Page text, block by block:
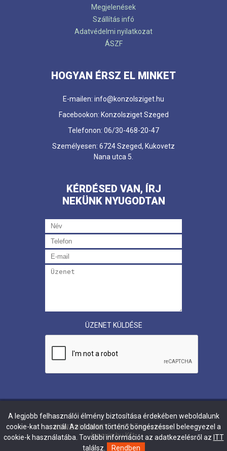
Megjelenések
Szállítás infó
Adatvédelmi nyilatkozat
ÁSZF
HOGYAN ÉRSZ EL MINKET
E-mailen: info@konzolsziget.hu
Facebookon: Konzolsziget Szeged
Telefonon: 06/30-468-20-47
Személyesen: 6724 Szeged, Kukovetz
Nana utca 5.
KÉRDÉSED VAN, ÍRJ
NEKÜNK NYUGODTAN
ÜZENET KÜLDÉSE
KONZOLSZIGET©2026| Készítette:
Innovip.hu Kft.
A legjobb felhasználói élmény biztosítása érdekében weboldalunk
cookie-kat használ. Az oldalon történő böngészéssel beleegyezel a
cookie-k használatába. További információt az adatkezelésről az ITT
találsz.
Rendben